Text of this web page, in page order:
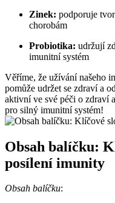
Zinek: podporuje
chorobám
Probiotika: udržují
imunitní systém
Věříme, ​že​ užívání našeho
pomůže udržet se zdraví a
aktivní ve své péči o zdraví
pro silný imunitní systém!
Obsah ‍balíčku:
‍posílení imunity
Obsah balíčku: